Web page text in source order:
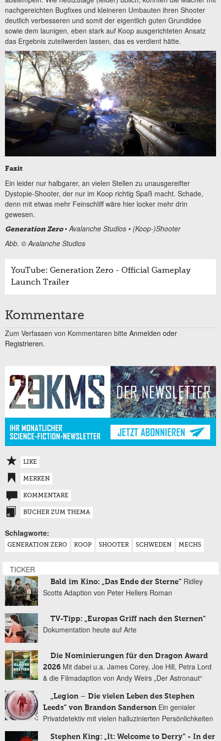
nachgereichten Bugfixes und kleineren Umbauten ihren Shooter
deutlich verbesseren und somit der eigentlich guten Grundidee
sowie dem launigen, eben stark auf Koop ausgerichteten Ansatz
das Ergebnis zuteilwerden lassen, das es verdient hätte.
Fazit
Ein leider nur halbgarer, an vielen Stellen zu unausgereifter
Dystopie-Shooter, der nur im Koop richtig Spaß macht. Schade,
denn mit etwas mehr Feinschliff wäre hier locker mehr drin
gewesen.
Generation Zero• Avalanche Studios • (Koop-)Shooter
Abb. © Avalanche Studios
YouTube: Generation Zero - Official Gameplay
Launch Trailer
Kommentare
Zum Verfassen von Kommentaren bitte Anmelden oder
Registrieren.
LIKE
MERKEN
KOMMENTARE
BÜCHER ZUM THEMA
Schlagworte:
GENERATION ZERO KOOP SHOOTER SCHWEDEN MECHS
TICKER
Bald im Kino: „Das Ende der Sterne“ Ridley
Scotts Adaption von Peter Hellers Roman
TV-Tipp: „Europas Griff nach den Sternen“
Dokumentation heute auf Arte
Die Nominierungen für den Dragon Award
2026 Mit dabei u.a. James Corey, Joe Hill, Petra Lord
& die Filmadaption von Andy Weirs „Der Astronaut“
„Legion – Die vielen Leben des Stephen
Leeds“ von Brandon Sanderson Ein genialer
Privatdetektiv mit vielen halluzinierten Persönlichkeiten
Stephen King: „It: Welcome to Derry“ - In der